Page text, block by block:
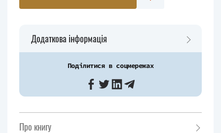
Додаткова інформація
Поділитися в соцмережах
Про книгу